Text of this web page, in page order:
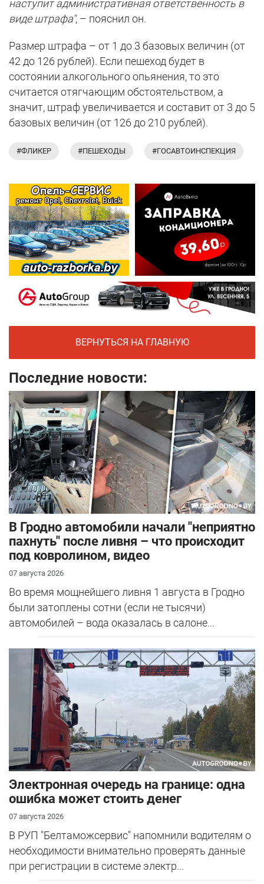
наступит административная ответственность в
виде штрафа", – пояснил он.
Размер штрафа – от 1 до 3 базовых величин (от
42 до 126 рублей). Если пешеход будет в
состоянии алкогольного опьянения, то это
считается отягчающим обстоятельством, а
значит, штраф увеличивается и составит от 3 до 5
базовых величин (от 126 до 210 рублей).
#ФЛИКЕР #ПЕШЕХОДЫ #ГОСАВТОИНСПЕКЦИЯ
ВЕРНУТЬСЯ НА ГЛАВНУЮ
Последние новости:
В Гродно автомобили начали "неприятно
пахнуть" после ливня – что происходит
под ковролином, видео
07 августа 2026
Во время мощнейшего ливня 1 августа в Гродно
были затоплены сотни (если не тысячи)
автомобилей – вода оказалась в салоне...
Электронная очередь на границе: одна
ошибка может стоить денег
07 августа 2026
В РУП "Белтаможсервис" напомнили водителям о
необходимости внимательно проверять данные
при регистрации в системе электр...